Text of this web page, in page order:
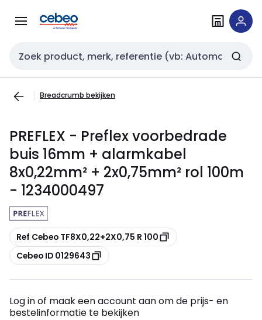
naar
naar
Zoekveld invoer
Breadcrumb bekijken
PREFLEX - Preflex voorbedrade
buis 16mm + alarmkabel
8x0,22mm² + 2x0,75mm² rol 100m
- 1234000497
Kopiëren
Ref Cebeo TF8X0,22+2X0,75 R 100
Kopiëren
Cebeo ID 0129643
Log in of maak een account aan om de prijs- en
bestelinformatie te bekijken